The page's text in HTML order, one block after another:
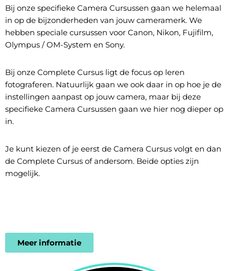
Bij onze specifieke Camera Cursussen gaan we helemaal
in op de bijzonderheden van jouw cameramerk. We
hebben speciale cursussen voor Canon, Nikon, Fujifilm,
Olympus / OM-System en Sony.
Bij onze Complete Cursus ligt de focus op leren
fotograferen. Natuurlijk gaan we ook daar in op hoe je de
instellingen aanpast op jouw camera, maar bij deze
specifieke Camera Cursussen gaan we hier nog dieper op
in.
Je kunt kiezen of je eerst de Camera Cursus volgt en dan
de Complete Cursus of andersom. Beide opties zijn
mogelijk.
Meer informatie